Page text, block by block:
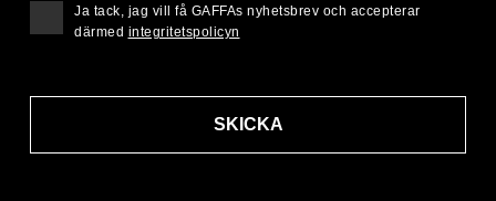
SKICKA
Ja tack, jag vill få GAFFAs nyhetsbrev och accepterar
därmed integritetspolicyn